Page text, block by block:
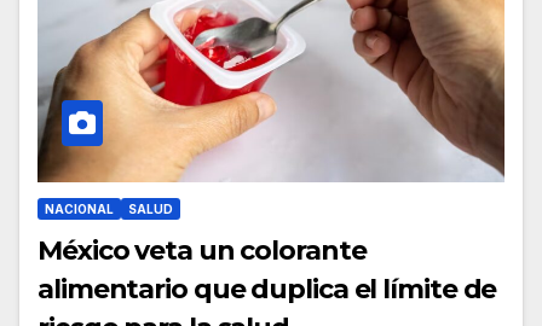
NACIONAL SALUD
México veta un colorante
alimentario que duplica el límite de